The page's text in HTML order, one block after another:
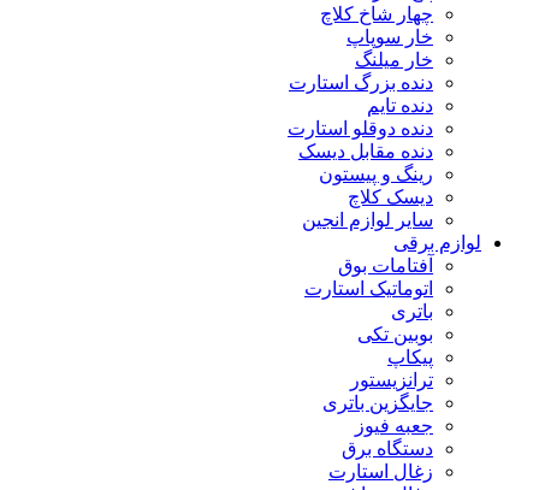
چهار شاخ کلاچ
خار سوپاپ
خار میلنگ
دنده بزرگ استارت
دنده تایم
دنده دوقلو استارت
دنده مقابل دیسک
رینگ و پیستون
دیسک کلاچ
سایر لوازم انجین
لوازم برقی
آفتامات بوق
اتوماتیک استارت
باتری
بوبین تکی
پیکاپ
ترانزیستور
جایگزین باتری
جعبه فیوز
دستگاه برق
زغال استارت